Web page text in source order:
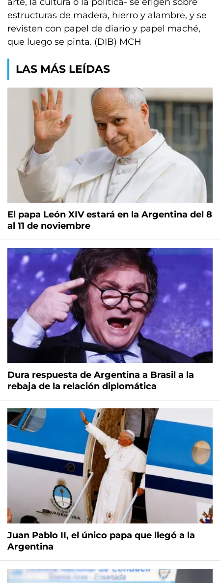
estructuras de madera, hierro y alambre, y se
revisten con papel de diario y papel maché,
que luego se pinta. (DIB) MCH
LAS MÁS LEÍDAS
El papa León XIV estará en la Argentina del 8
al 11 de noviembre
Dura respuesta de Argentina a Brasil a la
rebaja de la relación diplomática
Juan Pablo II, el único papa que llegó a la
Argentina